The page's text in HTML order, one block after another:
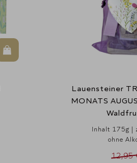
In den Warenkorb
Lauensteiner
MONATS
Inhalt 175g |
ohne
12,95